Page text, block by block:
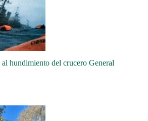
hundimiento del crucero General